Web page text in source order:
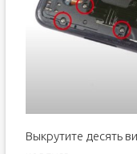
Выкрутите десять